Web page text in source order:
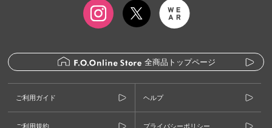
全商品トップページ
ご利用ガイド ヘルプ
ご利用規約 プライバシーポリシー